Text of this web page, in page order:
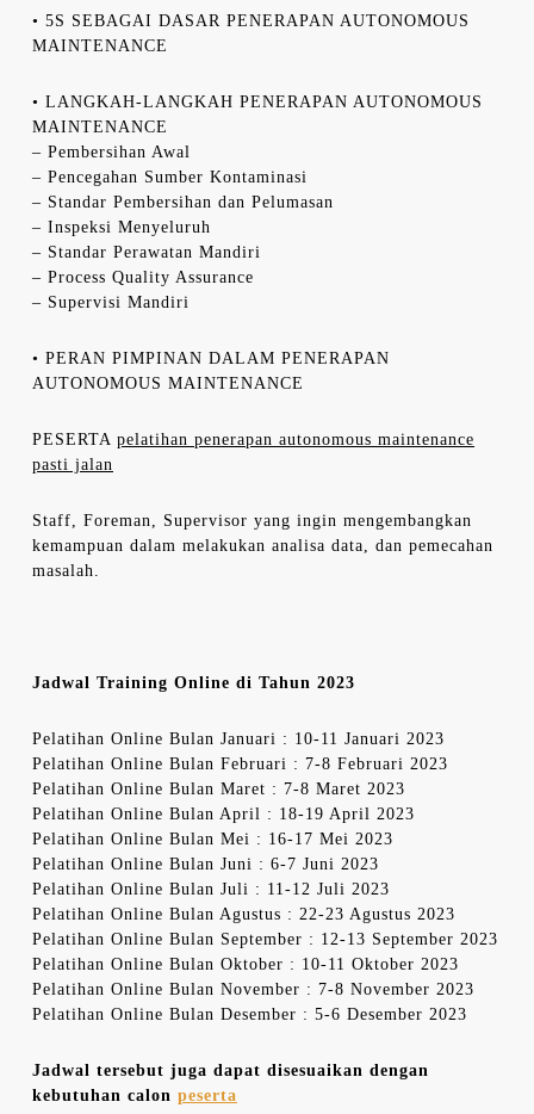
• 5S SEBAGAI DASAR PENERAPAN AUTONOMOUS
MAINTENANCE
• LANGKAH-LANGKAH PENERAPAN AUTONOMOUS
MAINTENANCE
– Pembersihan Awal
– Pencegahan Sumber Kontaminasi
– Standar Pembersihan dan Pelumasan
– Inspeksi Menyeluruh
– Standar Perawatan Mandiri
– Process Quality Assurance
– Supervisi Mandiri
• PERAN PIMPINAN DALAM PENERAPAN
AUTONOMOUS MAINTENANCE
PESERTA pelatihan penerapan autonomous maintenance
pasti jalan
Staff, Foreman, Supervisor yang ingin mengembangkan
kemampuan dalam melakukan analisa data, dan pemecahan
masalah.
Jadwal Training Online di Tahun 2023
Pelatihan Online Bulan Januari : 10-11 Januari 2023
Pelatihan Online Bulan Februari : 7-8 Februari 2023
Pelatihan Online Bulan Maret : 7-8 Maret 2023
Pelatihan Online Bulan April : 18-19 April 2023
Pelatihan Online Bulan Mei : 16-17 Mei 2023
Pelatihan Online Bulan Juni : 6-7 Juni 2023
Pelatihan Online Bulan Juli : 11-12 Juli 2023
Pelatihan Online Bulan Agustus : 22-23 Agustus 2023
Pelatihan Online Bulan September : 12-13 September 2023
Pelatihan Online Bulan Oktober : 10-11 Oktober 2023
Pelatihan Online Bulan November : 7-8 November 2023
Pelatihan Online Bulan Desember : 5-6 Desember 2023
Jadwal tersebut juga dapat disesuaikan dengan
kebutuhan calon peserta